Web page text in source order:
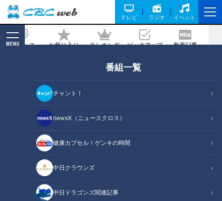
テレビ ラジオ イベント
ニュース お気に入り ランキング ピックアップ 新着記事
MENU
番組一覧
チャント！
newsX（ニュースクロス）
健康カプセル！ゲンキの時間
中日クラウンズ
中日ドラゴンズ関連記事
「電気冷蔵庫」めざましい進化の歩み
2023/07/18 10:40